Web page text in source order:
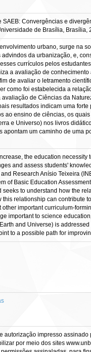
Convergências e
de Brasília, Brasília,
urbano, surge na
da urbanização, e,
currículos pelos
a avaliação de
de avaliar o letramento
como foi estabelecida a
de Ciências da
resultados indicam uma
ao ensino de ciências, os
e Universo) nos livros
apontam um caminho de
the education
and assess students'
Research Anísio Teixeira
of Basic Education
to understand how the
relationship can contribute
important curriculum-
important to science
and Universe) is
to a possible path for
autorização impresso
por meio dos sites